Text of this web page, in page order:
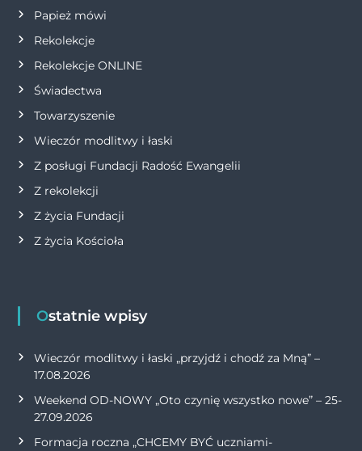
u
Papież mówi
Rekolekcje
Rekolekcje ONLINE
Świadectwa
Towarzyszenie
Wieczór modlitwy i łaski
Z posługi Fundacji Radość Ewangelii
Z rekolekcji
Z życia Fundacji
Z życia Kościoła
Ostatnie wpisy
Wieczór modlitwy i łaski „przyjdź i chodź za Mną” –
17.08.2026
Weekend OD-NOWY „Oto czynię wszystko nowe” – 25-
27.09.2026
Formacja roczna „CHCEMY BYĆ uczniami-